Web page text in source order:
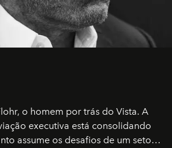
o homem por trás do Vista. A
executiva está consolidando
assume os desafios de um setor